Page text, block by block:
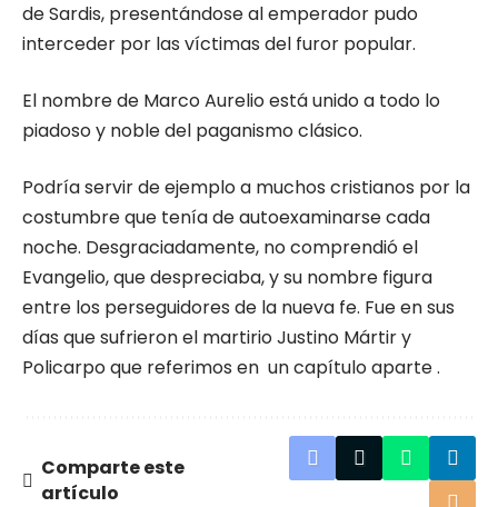
de Sardis, presen­tándose al emperador pudo
interceder por las víctimas del furor popular.
El nombre de Marco Aurelio está unido a todo lo
piadoso y noble del paganismo clásico.
Podría servir de ejemplo a muchos cristia­nos por la
costumbre que tenía de autoexa­minarse cada
noche. Desgraciadamente, no comprendió el
Evangelio, que despreciaba, y su nombre figura
entre los perseguidores de la nueva fe. Fue en sus
días que sufrieron el mar­tirio Justino Mártir y
Policarpo que referimos en un capítulo aparte .
Comparte este
artículo